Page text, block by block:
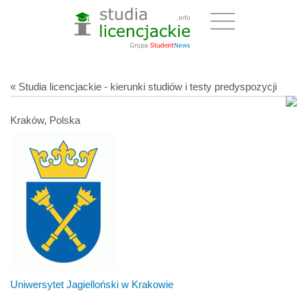
« Studia licencjackie - kierunki studiów i testy predyspozycji
Kraków, Polska
Uniwersytet Jagielloński w Krakowie